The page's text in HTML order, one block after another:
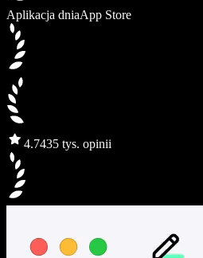
Aplikacja dniaApp Store
4.7435 tys. opinii